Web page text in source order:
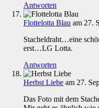
Antworten
Flottelotta Blau am 27.
Stacheldraht…eine
erst…LG Lotta.
Antworten
Herbst Liebe am 27.
Das Foto mit dem